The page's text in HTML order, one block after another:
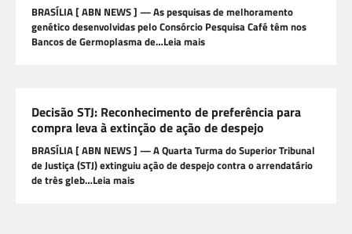
BRASÍLIA [ ABN NEWS ] — As pesquisas de melhoramento
genético desenvolvidas pelo Consórcio Pesquisa Café têm nos
Bancos de Germoplasma de…Leia mais
Decisão STJ: Reconhecimento de preferência para
compra leva à extinção de ação de despejo
BRASÍLIA [ ABN NEWS ] — A Quarta Turma do Superior Tribunal
de Justiça (STJ) extinguiu ação de despejo contra o arrendatário
de três gleb…Leia mais